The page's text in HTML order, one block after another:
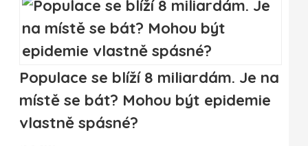
Populace se blíží 8 miliardám. Je na
místě se bát? Mohou být epidemie
vlastně spásné?